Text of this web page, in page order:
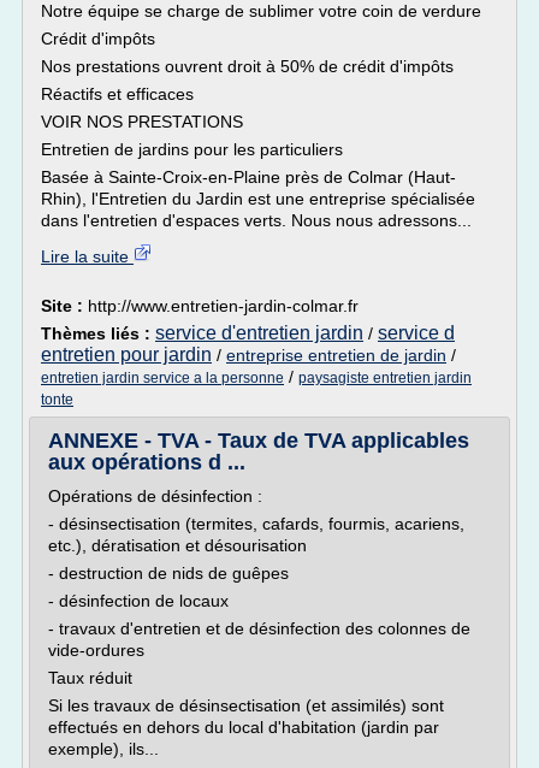
Notre équipe se charge de sublimer votre coin de verdure
Crédit d'impôts
Nos prestations ouvrent droit à 50% de crédit d'impôts
Réactifs et efficaces
VOIR NOS PRESTATIONS
Entretien de jardins pour les particuliers
Basée à Sainte-Croix-en-Plaine près de Colmar (Haut-
Rhin), l'Entretien du Jardin est une entreprise spécialisée
dans l'entretien d'espaces verts. Nous nous adressons...
Lire la suite
Site : http://www.entretien-jardin-colmar.fr
Thèmes liés : service d'entretien jardin / service d
entretien pour jardin / entreprise entretien de jardin /
entretien jardin service a la personne / paysagiste entretien jardin
tonte
ANNEXE - TVA - Taux de TVA applicables
aux opérations d ...
Opérations de désinfection :
- désinsectisation (termites, cafards, fourmis, acariens,
etc.), dératisation et désourisation
- destruction de nids de guêpes
- désinfection de locaux
- travaux d'entretien et de désinfection des colonnes de
vide-ordures
Taux réduit
Si les travaux de désinsectisation (et assimilés) sont
effectués en dehors du local d'habitation (jardin par
exemple), ils...